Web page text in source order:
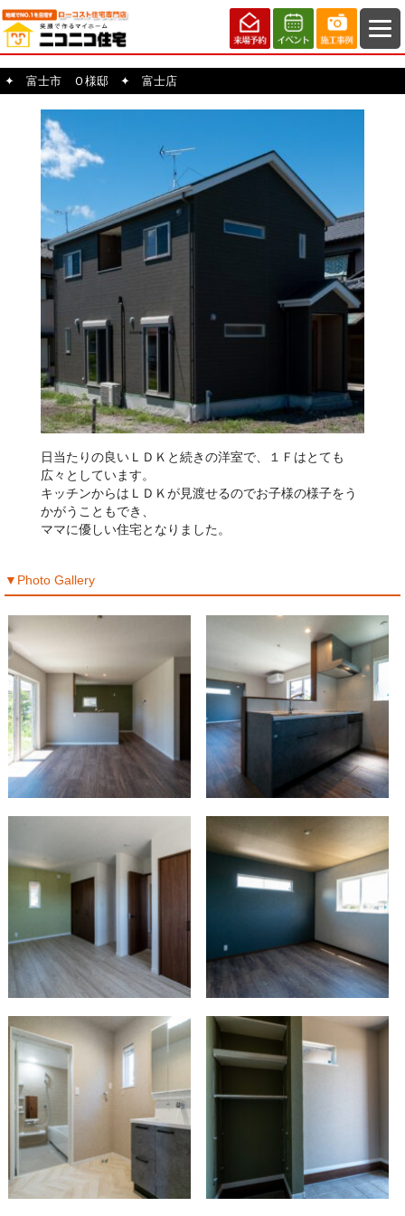
✦ 富士市 Ｏ様邸 ✦ 富士店
日当たりの良いＬＤＫと続きの洋室で、１Ｆはとても
広々としています。
キッチンからはＬＤＫが見渡せるのでお子様の様子をう
かがうこともでき、
ママに優しい住宅となりました。
▼Photo Gallery